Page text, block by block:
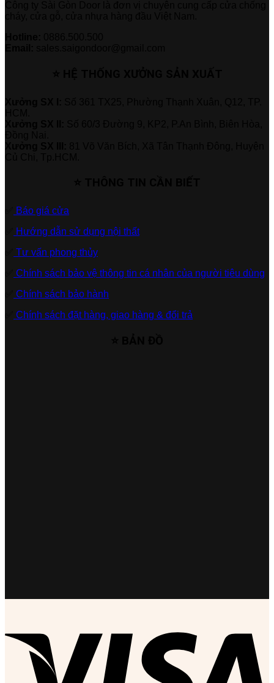
Báo giá cửa
Hướng dẫn sử dụng nội thất
Tư vấn phong thủy
Chính sách bảo vệ thông tin cá nhân của người tiêu dùng
Chính sách bảo hành
Chính sách đặt hàng, giao hàng & đổi trả